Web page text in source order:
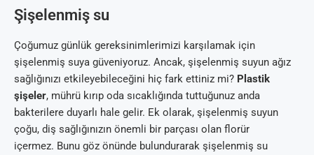
Şişelenmiş su
Çoğumuz günlük gereksinimlerimizi karşılamak için
şişelenmiş suya güveniyoruz. Ancak, şişelenmiş suyun ağız
sağlığınızı etkileyebileceğini hiç fark ettiniz mi? Plastik
şişeler, mührü kırıp oda sıcaklığında tuttuğunuz anda
bakterilere duyarlı hale gelir. Ek olarak, şişelenmiş suyun
çoğu, diş sağlığınızın önemli bir parçası olan florür
içermez. Bunu göz önünde bulundurarak şişelenmiş su